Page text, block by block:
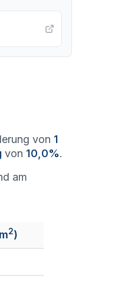
von 1
von 10,0%.
am
2)